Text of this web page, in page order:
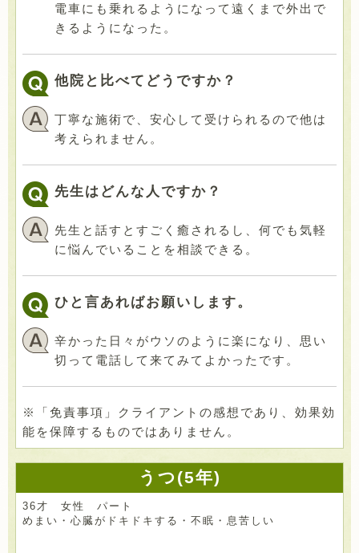
電車にも乗れるようになって遠くまで外出で
きるようになった。
他院と比べてどうですか？
丁寧な施術で、安心して受けられるので他は
考えられません。
先生はどんな人ですか？
先生と話すとすごく癒されるし、何でも気軽
に悩んでいることを相談できる。
ひと言あればお願いします。
辛かった日々がウソのように楽になり、思い
切って電話して来てみてよかったです。
※「免責事項」クライアントの感想であり、効果効
能を保障するものではありません。
うつ(5年)
36才 女性 パート
めまい・心臓がドキドキする・不眠・息苦しい